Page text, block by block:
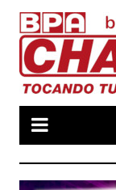
para
conteúdo